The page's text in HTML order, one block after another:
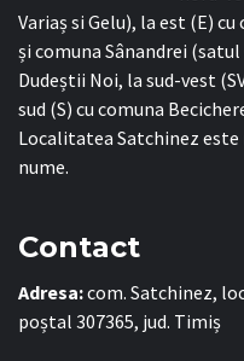
Variaș si Gelu), la est (E)
și comuna Sânandrei
Dudeștii Noi, la sud-vest
sud (S) cu comuna
Localitatea Satchinez este
nume.
Contact
Adresa:com. Satchinez,
poștal 307365, jud. Timiș